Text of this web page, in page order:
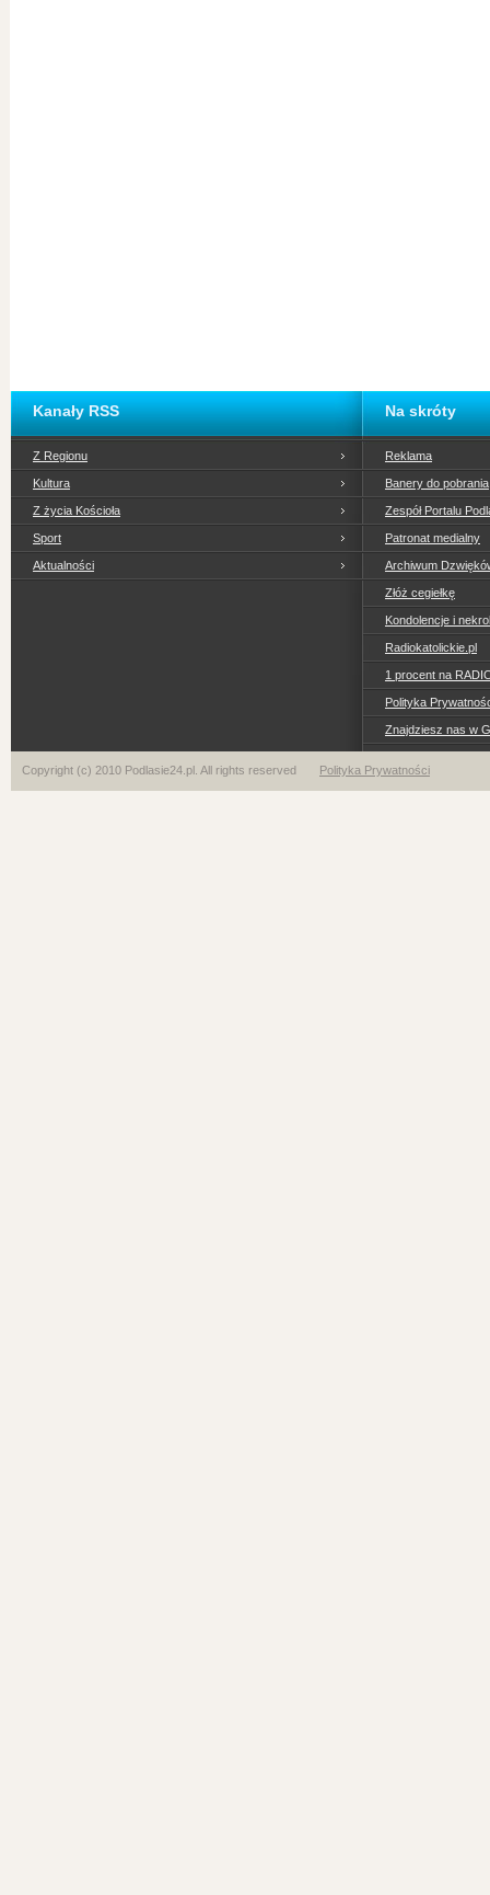
Kanały RSS
Z Regionu
Kultura
Z życia Kościoła
Sport
Aktualności
Na skróty
Reklama
Banery do pobrania
Zespół Portalu
Patronat medialny
Archiwum
Złóż cegiełkę
Kondolencje i
Radiokatolickie.pl
1 procent na
Polityka
Znajdziesz nas w
Copyright (c) 2010 Podlasie24.pl. All rights reserved Polityka Prywatności